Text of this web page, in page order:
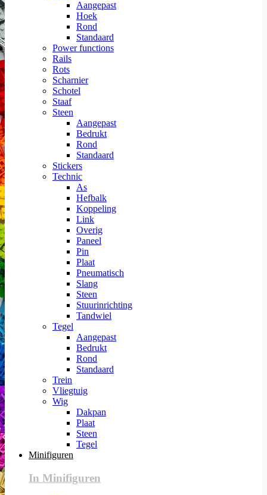
Aangepast
Hoek
Rond
Standaard
Power functions
Rails
Rots
Scharnier
Schotel
Staaf
Steen
Aangepast
Bedrukt
Rond
Standaard
Stickers
Technic
As
Hefbalk
Koppeling
Link
Overig
Paneel
Pin
Plaat
Pneumatisch
Slang
Steen
Stuurinrichting
Tandwiel
Tegel
Aangepast
Bedrukt
Rond
Standaard
Trein
Vliegtuig
Wig
Dakpan
Plaat
Steen
Tegel
Minifiguren
In Minifiguren